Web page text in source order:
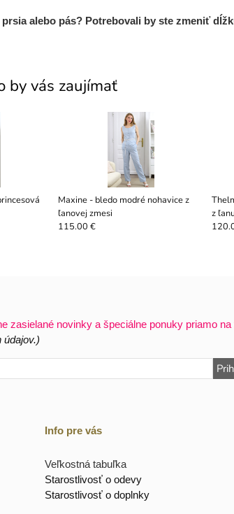
alebo pás? Potrebovali by ste zmeniť
by vás zaujímať
Maxine - bledo modré nohavice z
ľanovej zmesi
115.00 €
z
zasielané novinky a špeciálne ponuky priamo
Info pre vás
Veľkostná tabuľka
Starostlivosť o odevy
Starostlivosť o doplnky